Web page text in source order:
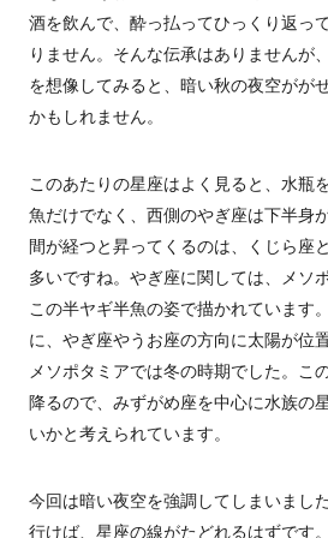
酒を飲んで、酔っ払ってひっくり返っ
りません。そんな伝承はありませんが
を想像してみると、暗い秋の夜空がが
かもしれません。
このあたりの星座はよく見ると、水瓶
魚だけでなく、西側のやぎ座は下半身
間が経つと昇ってくるのは、くじら座
多いですね。やぎ座に関しては、メソ
この半ヤギ半魚の姿で描かれています
に、やぎ座やうお座の方向に太陽が位
メソポタミアでは冬の時期でした。こ
降るので、みずがめ座を中心に水族の
いかと考えられています。
今回は暗い夜空を強調してしまいまし
行けば、星座の線がたどれるはずです